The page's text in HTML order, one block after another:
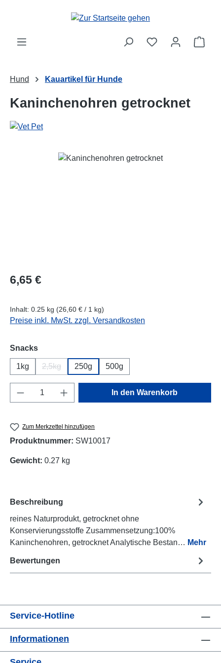
Zum Hauptinhalt springen
Hund Kauartikel für Hunde
Kaninchenohren getrocknet
Bildergalerie überspringen
Regulärer Preis:
6,65 €
Inhalt: 0.25 kg (26,60 € / 1 kg)
Preise inkl. MwSt. zzgl. Versandkosten
Snacksauswählen
1kg 2,5kg
(Diese Option ist zurzeit nicht verfügbar.)
250g 500g
Produkt Anzahl: Gib den gewünschten
In den Warenkorb
Zum Merkzettel hinzufügen
Produktnummer: SW10017
Gewicht: 0.27 kg
Beschreibung
reines Naturprodukt, getrocknet ohne
Konservierungsstoffe Zusammensetzung:100%
Kaninchenohren, getrocknet Analytische Bestan… Mehr
Bewertungen
Service-Hotline
Informationen